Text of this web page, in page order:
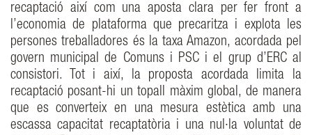
recaptació així com una aposta clara per fer front a
l’economia de plataforma que precaritza i explota les
persones treballadores és la taxa Amazon, acordada pel
govern municipal de Comuns i PSC i el grup d’ERC al
consistori. Tot i així, la proposta acordada limita la
recaptació posant-hi un topall màxim global, de manera
que es converteix en una mesura estètica amb una
escassa capacitat recaptatòria i una nul·la voluntat de